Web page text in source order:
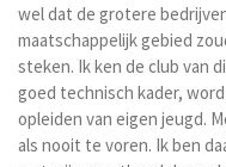
wel dat de grotere
maatschappelijk gebied
steken. Ik ken de club van
goed technisch kader,
opleiden van eigen jeugd.
als nooit te voren. Ik ben